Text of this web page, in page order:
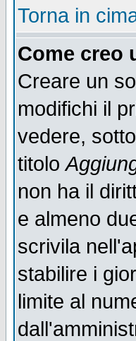
Torna in
Come creo
Creare un
modifichi il
vedere,
titolo
non ha il
e almeno
scrivila
stabilire i
limite al